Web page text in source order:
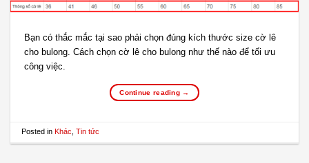
Bạn có thắc mắc tại sao phải chọn đúng kích thước size cờ lê
cho bulong. Cách chọn cờ lê cho bulong như thế nào để tối ưu
công việc.
Continue reading →
Posted in Khác, Tin tức